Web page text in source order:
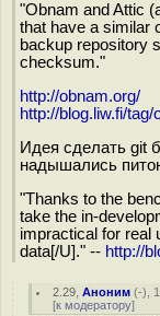
"Obnam and Attic
that have a similar
backup repository
checksum."
http://obnam.org/
http://blog.liw.fi/tag/
Идея сделать git
надышались
"Thanks to the
take the in-
impractical for real
data[/U]." -- http://
2.29 ,Аноним (-),
[к модератору]